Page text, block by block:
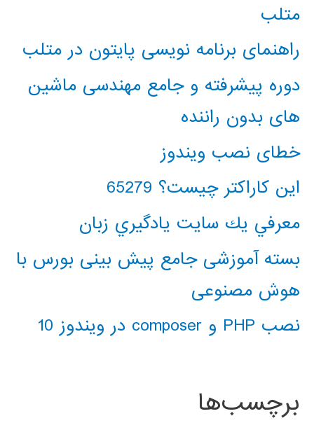
متلب
راهنمای برنامه نویسی پایتون در متلب
دوره پیشرفته و جامع مهندسی ماشین
های بدون راننده
خطای نصب ویندوز
این کاراکتر چیست؟ 65279
معرفي يك سايت يادگيري زبان
بسته آموزشی جامع پیش بینی بورس با
هوش مصنوعی
نصب PHP و composer در ویندوز 10
برچسب‌ها